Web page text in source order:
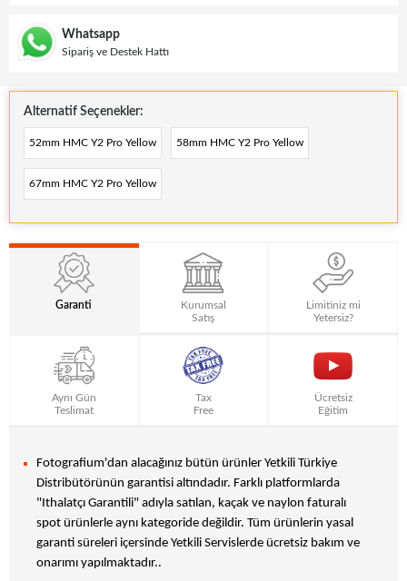
Whatsapp
Sipariş ve Destek Hattı
Alternatif Seçenekler:
52mm HMC Y2 Pro Yellow 58mm HMC Y2 Pro Yellow
67mm HMC Y2 Pro Yellow
Garanti
Kurumsal
Satış
Limitiniz mi
Yetersiz?
Aynı Gün
Teslimat
Tax
Free
Ücretsiz
Eğitim
Fotografium'dan alacağınız bütün ürünler Yetkili Türkiye
Distribütörünün garantisi altındadır. Farklı platformlarda
"Ithalatçı Garantili" adıyla satılan, kaçak ve naylon faturalı
spot ürünlerle aynı kategoride değildir. Tüm ürünlerin yasal
garanti süreleri içersinde Yetkili Servislerde ücretsiz bakım ve
onarımı yapılmaktadır..